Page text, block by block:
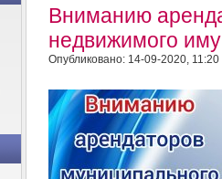
Вниманию
недвижимого
Опубликовано: 14-09-2020, 11:20